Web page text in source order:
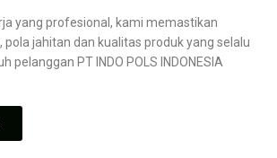
yang profesional, kami memastikan
pola jahitan dan kualitas produk yang selalu
pelanggan PT INDO POLS INDONESIA